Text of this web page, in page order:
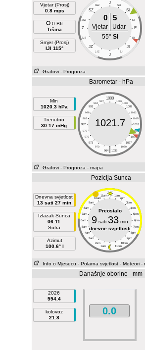
Vjetar (Prosj)
0.8 mps
0 Bft
Tišina
Smjer (Prosj)
IJI 115°
J
SSZ SSI
SZ SI
ZSZ ISI
Z E
ZJZ IJI
JZ JI
JJZ JJI
J
0 5
Vjetar
Udar
55° SI
Grafovi - Prognoza
Barometar - hPa
Min
1020.3 hPa
Trenutno
30.17 inHg
1000
997 1003
994
1006
991
1009
988
1012
985
1015
982
1018
979
1021
976
1024
973
1027
970
1030
|
964 1036
1021.7
Grafovi - Prognoza - mapa
Pozicija Sunca
Dnevna svjetlost
13 sati 27 min
Izlazak Sunca
06:11
Sutra
Azimut
100.6° I
11am 1pm
10am 2pm
9am 3pm
8am 4pm
7am 5pm
6am 6pm
5am 7pm
4am 8pm
3am 9pm
2am 10pm
1am 11pm
Preostalo
9 sati 33 min
dnevne svjetlosti
Info o Mjesecu - Polarna svjetlost - Meteori -
Današnje oborine - mm
2026
594.4
kolovoz
21.8
0.0